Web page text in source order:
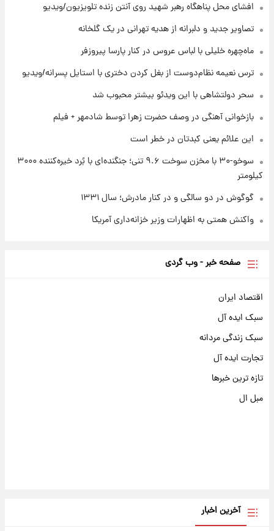
۲۱ ساعت پیش
بازیکن به درد نخور استقلال با مقصد اروپا این
تیم را ترک کرد!
تصاویر کمتر دیده‌شده از شهیدان حاجی‌زاده و
افشای محل پناهگاه‌ رهبر شهید روی آنتن زنده تلویزیون/ویدیو
تصاویر جدید و دلبرانه از هدیه تهرانی در یک گلخانه
ماه‌چهره خلیلی با لباس عروس در کنار پارسا پیروزفر
ترس نعیمه نظام‌دوست از بغل کردن دختری با استایل پسرانه/ویدیو
سحر دولتشاهی با این ویدئو بیشتر محبوب شد
بازخوانی آهنگی در وصف حضرت زهرا توسط شادمهر + فیلم
این علائم یعنی کبدتان در خطر است
سوخو-۳۰ با مخزن سوخت ۹.۶ تنی؛ جنگنده‌ای با بُرد خیره‌کننده ۳۰۰۰
کیلومتر
گوگوش در دو سالگی و در کنار مادرش؛ سال ۱۳۳۱
واکنش همتی به اظهارات وزیر خزانه‌داری آمریکا
صفحه خبر - وب گردی
اقتصاد ایران
سبک ایده آل
سبک زندگی مردانه
تجارت ایده آل
تازه ترین خبرها
مبل ال
آخرین اخبار